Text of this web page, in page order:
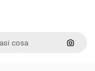
Cerca